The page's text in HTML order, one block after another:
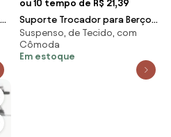
ou 10 tempo de R$ 21,39
Suporte Trocador para Berço
Americano Cloud Sintético
Rosa - Phoenix
Suspenso, de Tecido, com
Cômoda
Em estoque